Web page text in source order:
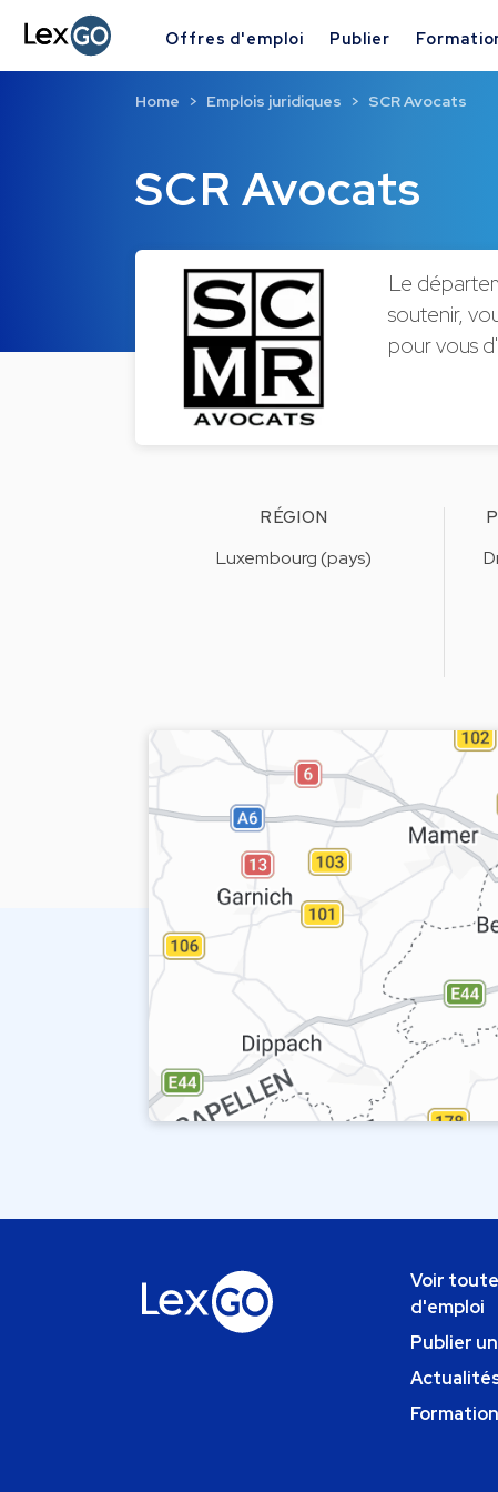
Offres d'emploi Publier
SCR Avocats
Home Emplois juridiques SCR Avocats
Le
soutenir,
pour vous
RÉGION
Luxembourg (pays)
Voir
d'emploi
Publier